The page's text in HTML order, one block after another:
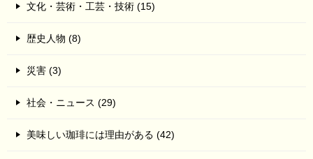
文化・芸術・工芸・技術 (15)
歴史人物 (8)
災害 (3)
社会・ニュース (29)
美味しい珈琲には理由がある (42)